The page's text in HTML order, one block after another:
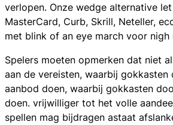
verlopen. Onze wedge alternative
MasterCard, Curb, Skrill, Neteller,
met blink of an eye march voor nigh
Spelers moeten opmerken dat niet
aan de vereisten, waarbij gokkasten
aanbod doen, waarbij gokkasten
doen. vrijwilliger tot het volle
spellen mag bijdragen astaat